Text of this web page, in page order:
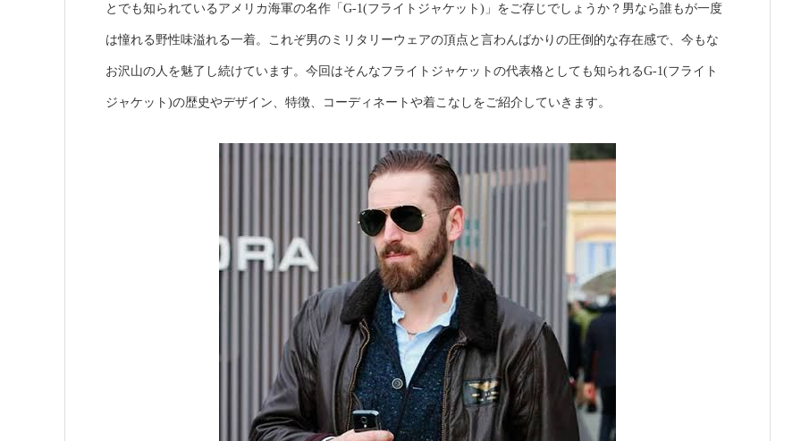
とでも知られているアメリカ海軍の名作「G-1(フライトジャケット)」をご存じでしょうか？男なら誰もが一度
は憧れる野性味溢れる一着。これぞ男のミリタリーウェアの頂点と言わんばかりの圧倒的な存在感で、今もな
お沢山の人を魅了し続けています。今回はそんなフライト ジャケットの代表格としても知られるG-1(フライト
ジャケット)の歴史やデザイン、特徴、コーディネートや着こなしをご紹介していきます。